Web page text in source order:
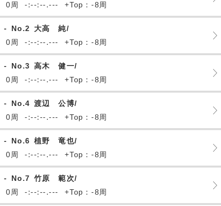
0周
-:--:--.--- +Top : -8周
- No.2
大高 純/
0周
-:--:--.--- +Top : -8周
- No.3 高木 健一/
0周
-:--:--.--- +Top : -8周
- No.4 渡辺 公博/
0周
-:--:--.--- +Top : -8周
- No.6 植野 竜也/
0周
-:--:--.--- +Top : -8周
- No.7 竹原 範次/
0周
-:--:--.--- +Top : -8周